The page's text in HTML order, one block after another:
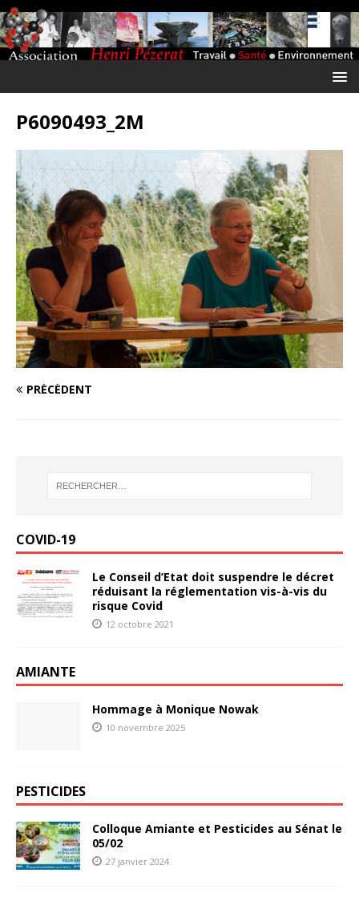
P6090493_2M
PRÉCÉDENT
COVID-19
Le Conseil d’Etat doit suspendre le décret
réduisant la réglementation vis-à-vis du
risque Covid
12 octobre 2021
AMIANTE
Hommage à Monique Nowak
10 novembre 2025
PESTICIDES
Colloque Amiante et Pesticides au Sénat le
05/02
27 janvier 2024